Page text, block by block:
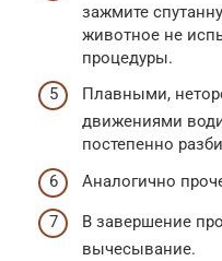
зажмите
животное не
процедуры.
Плавными,
движениями
постепенно
Аналогично
В завершение
вычесывание.